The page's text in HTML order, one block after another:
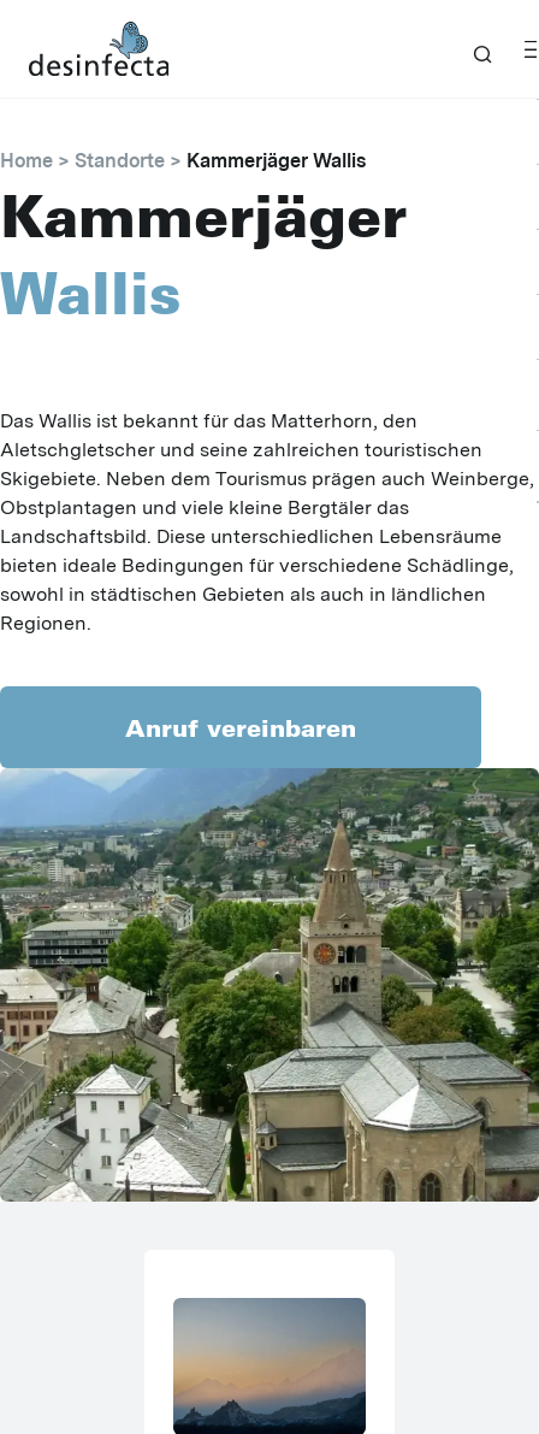
Home Standorte Kammerjäger Wallis
Kammerjäger
Wallis
Das Wallis ist bekannt für das Matterhorn, den
Aletschgletscher und seine zahlreichen touristischen
Skigebiete. Neben dem Tourismus prägen auch Weinberge,
Obstplantagen und viele kleine Bergtäler das
Landschaftsbild. Diese unterschiedlichen Lebensräume
bieten ideale Bedingungen für verschiedene Schädlinge,
sowohl in städtischen Gebieten als auch in ländlichen
Regionen.
Anruf vereinbaren